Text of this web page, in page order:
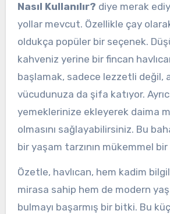
Nasıl Kullanılır? diye merak
yollar mevcut. Özellikle çay
oldukça popüler bir seçenek.
kahveniz yerine bir fincan
başlamak, sadece lezzetli değil,
vücudunuza da şifa katıyor.
yemeklerinize ekleyerek daima
olmasını sağlayabilirsiniz. Bu
bir yaşam tarzının mükemmel bir
Özetle, havlıcan, hem kadim
mirasa sahip hem de modern
bulmayı başarmış bir bitki. Bu